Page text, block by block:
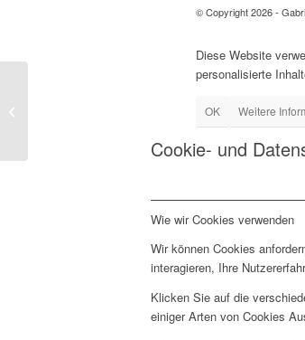
© Copyright 2026 -
Diese Website
personalisierte
OK Weitere
Cookie- und
Wie wir Cookies verwenden
Wir können Cookies
interagieren, Ihre
Klicken Sie auf die
einiger Arten von Cookies